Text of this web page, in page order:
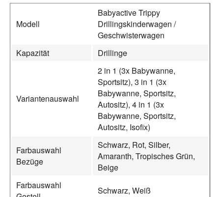
Modell
Babyactive Trippy
Drillingskinderwagen /
Geschwisterwagen
Kapazität
Drillinge
Variantenauswahl
2 in 1 (3x Babywanne,
Sportsitz), 3 in 1 (3x
Babywanne, Sportsitz,
Autositz), 4 in 1 (3x
Babywanne, Sportsitz,
Autositz, Isofix)
Farbauswahl
Bezüge
Schwarz, Rot, Silber,
Amaranth, Tropisches Grün,
Beige
Farbauswahl
Schwarz, Weiß